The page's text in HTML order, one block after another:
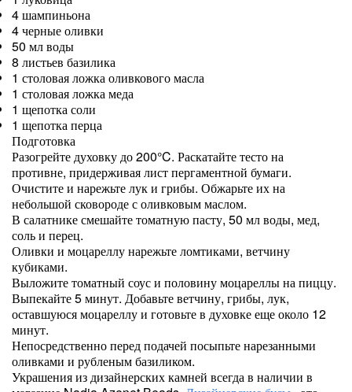
4 шампиньона
4 черные оливки
50 мл воды
8 листьев базилика
1 столовая ложка оливкового масла
1 столовая ложка меда
1 щепотка соли
1 щепотка перца
Подготовка
Разогрейте духовку до 200°C. Раскатайте тесто на
противне, придерживая лист пергаментной бумаги.
Очистите и нарежьте лук и грибы. Обжарьте их на
небольшой сковороде с оливковым маслом.
В салатнике смешайте томатную пасту, 50 мл воды, мед,
соль и перец.
Оливки и моцареллу нарежьте ломтиками, ветчину
кубиками.
Выложите томатный соус и половину моцареллы на пиццу.
Выпекайте 5 минут. Добавьте ветчину, грибы, лук,
оставшуюся моцареллу и готовьте в духовке еще около 12
минут.
Непосредственно перед подачей посыпьте нарезанными
оливками и рубленым базиликом.
Украшения из дизайнерских камней всегда в наличии в